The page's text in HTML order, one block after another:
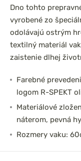
Dno tohto
vyrobené zo
odolávajú ostrým
textilný materiál
zaistenie dlhej
Farebné
logom R-SPEKT
Materiálové
náterom, pevná
Rozmery vaku: